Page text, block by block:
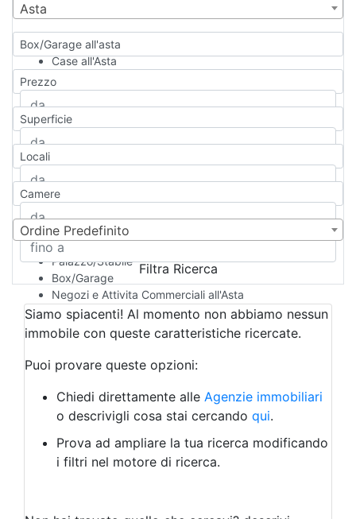
Asta
Box/Garage all'asta
Case all'Asta
Qualsiasi
Appartamento
Casa indipendente
Casa Semi-indipendente
Attico/Mansarda
Rustico/Casale
Camera d'Albergo
Multiproprietà
Palazzo/Stabile
Box/Garage
Negozi e Attivita Commerciali all'Asta
Qualsiasi
Attività/Licenza Commerciale
Azienda Agricola
Bar/Ristorante
Albergo
Laboratorio Artigianale
Negozio/locale commerciale
Agriturismo
Magazzini
Prezzo
Superficie
Locali
Camere
Ordine Predefinito
Filtra Ricerca
Siamo spiacenti! Al momento non abbiamo nessun
immobile con queste caratteristiche ricercate.
Puoi provare queste opzioni:
Chiedi direttamente alle Agenzie immobiliari
o descrivigli cosa stai cercando qui.
Prova ad ampliare la tua ricerca modificando
i filtri nel motore di ricerca.